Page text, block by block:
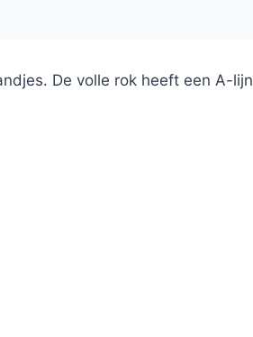
De volle rok heeft een A-lijn